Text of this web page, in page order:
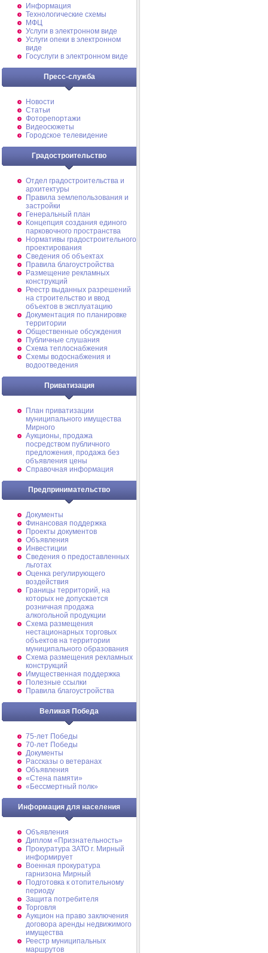
Информация
Технологические схемы
МФЦ
Услуги в электронном виде
Услуги опеки в электронном
виде
Госуслуги в электронном виде
Пресс-служба
Новости
Статьи
Фоторепортажи
Видеосюжеты
Городское телевидение
Градостроительство
Отдел градостроительства и
архитектуры
Правила землепользования и
застройки
Генеральный план
Концепция создания единого
парковочного пространства
Нормативы градостроительного
проектирования
Сведения об объектах
Правила благоустройства
Размещение рекламных
конструкций
Реестр выданных разрешений
на строительство и ввод
объектов в эксплуатацию
Документация по планировке
территории
Общественные обсуждения
Публичные слушания
Схема теплоснабжения
Схемы водоснабжения и
водоотведения
Приватизация
План приватизации
муниципального имущества
Мирного
Аукционы, продажа
посредством публичного
предложения, продажа без
объявления цены
Справочная информация
Предпринимательство
Документы
Финансовая поддержка
Проекты документов
Объявления
Инвестиции
Сведения о предоставленных
льготах
Оценка регулирующего
воздействия
Границы территорий, на
которых не допускается
розничная продажа
алкогольной продукции
Схема размещения
нестационарных торговых
объектов на территории
муниципального образования
Схема размещения рекламных
конструкций
Имущественная поддержка
Полезные ссылки
Правила благоустройства
Великая Победа
75-лет Победы
70-лет Победы
Документы
Рассказы о ветеранах
Объявления
«Стена памяти»
«Бессмертный полк»
Информация для населения
Объявления
Диплом «Признательность»
Прокуратура ЗАТО г. Мирный
информирует
Военная прокуратура
гарнизона Мирный
Подготовка к отопительному
периоду
Защита потребителя
Торговля
Аукцион на право заключения
договора аренды недвижимого
имущества
Реестр муниципальных
маршрутов